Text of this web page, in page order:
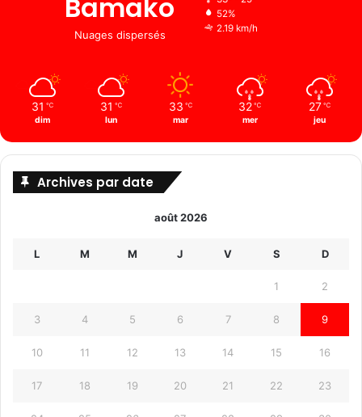
Bamako
Nuages ​​dispersés
52%
2.19 km/h
31 ℃
dim
31 ℃
lun
33 ℃
mar
32 ℃
mer
27 ℃
jeu
Archives par date
août 2026
L M M J V S D
1 2
3 4 5 6 7 8 9
10 11 12 13 14 15 16
17 18 19 20 21 22 23